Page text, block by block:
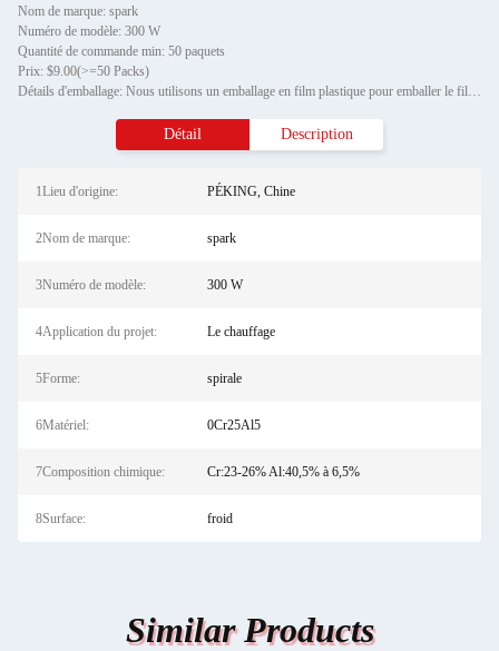
Nom de marque: spark
Numéro de modèle: 300 W
Quantité de commande min: 50 paquets
Prix: $9.00(>=50 Packs)
Détails d'emballage: Nous utilisons un emballage en film plastique pour emballer le fil d'axe, et l'emballage extérieur d
Détail Description
1Lieu d'origine: PÉKING, Chine
2Nom de marque: spark
3Numéro de modèle: 300 W
4Application du projet: Le chauffage
5Forme: spirale
6Matériel: 0Cr25Al5
7Composition chimique: Cr:23-26% Al:40,5% à 6,5%
8Surface: froid
Similar Products